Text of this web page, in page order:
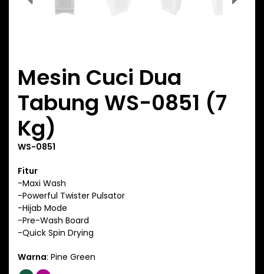
Mesin Cuci Dua
Tabung WS-0851 (7
Kg)
WS-0851
Fitur
-Maxi Wash
-Powerful Twister Pulsator
-Hijab Mode
-Pre-Wash Board
-Quick Spin Drying
Warna: Pine Green